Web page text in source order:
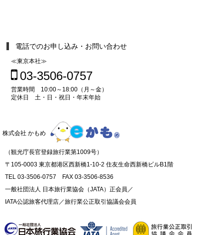
電話でのお申し込み・お問い合わせ
≪東京本社≫
03-3506-0757
営業時間 10:00～18:00（月～金）
定休日 土・日・祝日・年末年始
株式会社 かもめ
（観光庁長官登録旅行業第1009号）
〒105-0003 東京都港区西新橋1-10-2 住友生命西新橋ビルB1階
TEL 03-3506-0757 FAX 03-3506-8536
一般社団法人 日本旅行業協会（JATA）正会員／
IATA公認旅客代理店／旅行業公正取引協議会会員